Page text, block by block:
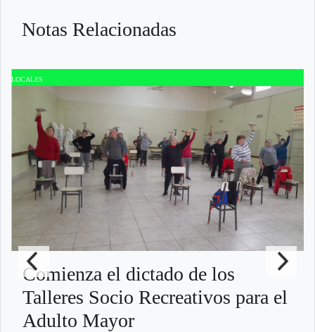
Notas Relacionadas
LOCALES
Comienza el dictado de los
Talleres Socio Recreativos para el
Adulto Mayor